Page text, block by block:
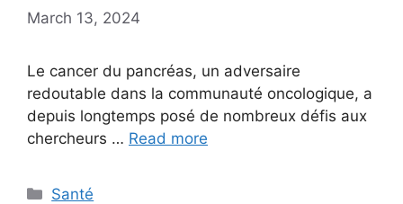
March 13, 2024
Le cancer du pancréas, un adversaire
redoutable dans la communauté oncologique, a
depuis longtemps posé de nombreux défis aux
chercheurs … Read more
Categories
Santé